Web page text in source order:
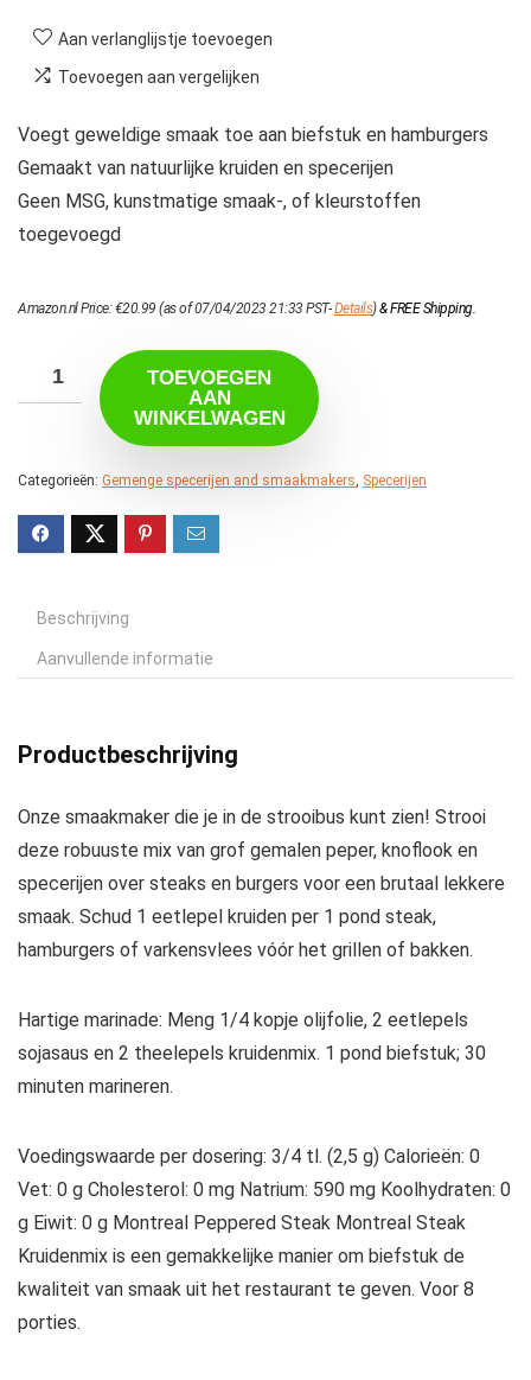
Aan verlanglijstje toevoegen
Toevoegen aan vergelijken
Voegt geweldige smaak toe aan biefstuk en hamburgers
Gemaakt van natuurlijke kruiden en specerijen
Geen MSG, kunstmatige smaak-, of kleurstoffen
toegevoegd
Amazon.nl Price:€20.99 (as of 07/04/2023 21:33 PST-Details)&FREE Shipping.
TOEVOEGEN
AAN
WINKELWAGEN
Categorieën: Gemenge specerijen and smaakmakers, Specerijen
Beschrijving
Aanvullende informatie
Productbeschrijving
Onze smaakmaker die je in de strooibus kunt zien! Strooi
deze robuuste mix van grof gemalen peper, knoflook en
specerijen over steaks en burgers voor een brutaal lekkere
smaak. Schud 1 eetlepel kruiden per 1 pond steak,
hamburgers of varkensvlees vóór het grillen of bakken.
Hartige marinade: Meng 1/4 kopje olijfolie, 2 eetlepels
sojasaus en 2 theelepels kruidenmix. 1 pond biefstuk; 30
minuten marineren.
Voedingswaarde per dosering: 3/4 tl. (2,5 g) Calorieën: 0
Vet: 0 g Cholesterol: 0 mg Natrium: 590 mg Koolhydraten: 0
g Eiwit: 0 g Montreal Peppered Steak Montreal Steak
Kruidenmix is een gemakkelijke manier om biefstuk de
kwaliteit van smaak uit het restaurant te geven. Voor 8
porties.